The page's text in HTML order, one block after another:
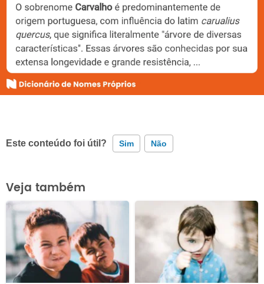
Este conteúdo foi útil? Sim Não
Este conteúdo contém informação incorreta
Este conteúdo não tem a informação que procuro
Outro
Veja também